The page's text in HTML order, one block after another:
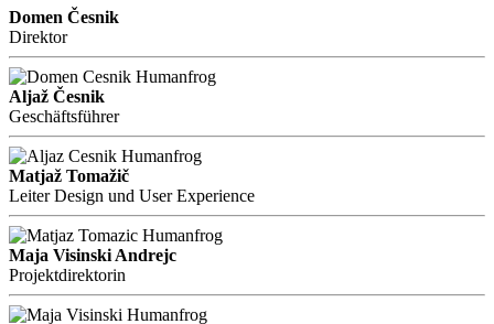
Domen Česnik
Direktor
Aljaž Česnik
Geschäftsführer
Matjaž Tomažič
Leiter Design und User Experience
Maja Visinski Andrejc
Projektdirektorin